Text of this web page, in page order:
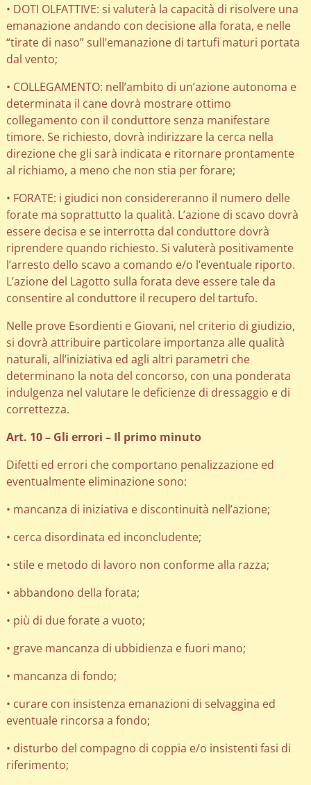
• DOTI OLFATTIVE: si valuterà la capacità di risolvere una
emanazione andando con decisione alla forata, e nelle
“tirate di naso” sull’emanazione di tartufi maturi portata
dal vento;
• COLLEGAMENTO: nell’ambito di un’azione autonoma e
determinata il cane dovrà mostrare ottimo
collegamento con il conduttore senza manifestare
timore. Se richiesto, dovrà indirizzare la cerca nella
direzione che gli sarà indicata e ritornare prontamente
al richiamo, a meno che non stia per forare;
• FORATE: i giudici non considereranno il numero delle
forate ma soprattutto la qualità. L’azione di scavo dovrà
essere decisa e se interrotta dal conduttore dovrà
riprendere quando richiesto. Si valuterà positivamente
l’arresto dello scavo a comando e/o l’eventuale riporto.
L’azione del Lagotto sulla forata deve essere tale da
consentire al conduttore il recupero del tartufo.
Nelle prove Esordienti e Giovani, nel criterio di giudizio,
si dovrà attribuire particolare importanza alle qualità
naturali, all’iniziativa ed agli altri parametri che
determinano la nota del concorso, con una ponderata
indulgenza nel valutare le deficienze di dressaggio e di
correttezza.
Art. 10 – Gli errori – Il primo minuto
Difetti ed errori che comportano penalizzazione ed
eventualmente eliminazione sono:
• mancanza di iniziativa e discontinuità nell’azione;
• cerca disordinata ed inconcludente;
• stile e metodo di lavoro non conforme alla razza;
• abbandono della forata;
• più di due forate a vuoto;
• grave mancanza di ubbidienza e fuori mano;
• mancanza di fondo;
• curare con insistenza emanazioni di selvaggina ed
eventuale rincorsa a fondo;
• disturbo del compagno di coppia e/o insistenti fasi di
riferimento;